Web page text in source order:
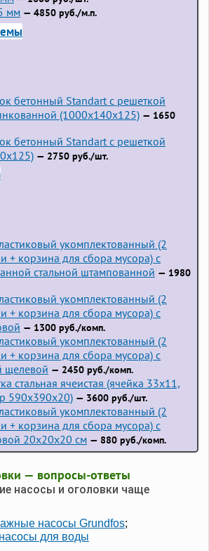
мм — 4850 руб./м.п.
бетонный Standart с решеткой
(1000x140x125) — 1650
бетонный Standart с решеткой
— 2750 руб./шт.
укомплектованный (2
+ корзина для сбора мусора) с
стальной штампованной — 1980
укомплектованный (2
+ корзина для сбора мусора) с
— 1300 руб./комп.
укомплектованный (2
+ корзина для сбора мусора) с
щелевой — 2450 руб./комп.
стальная ячеистая (ячейка 33x11,
590x390x20) — 3600 руб./шт.
укомплектованный (2
+ корзина для сбора мусора) с
20х20х20 см — 880 руб./комп.
— вопросы-ответы
насосы и оголовки чаще
насосы Grundfos;
для воды